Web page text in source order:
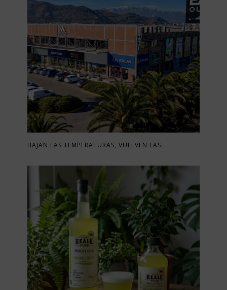
BAJAN LAS TEMPERATURAS, VUELVEN LAS...